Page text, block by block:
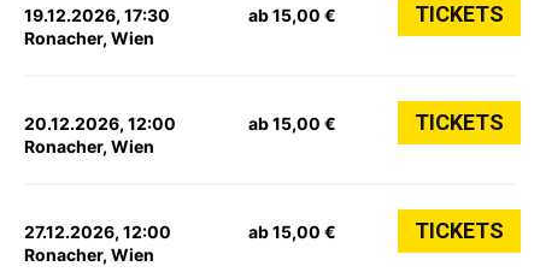
19.12.2026, 17:30
Ronacher, Wien
ab 15,00 € TICKETS
20.12.2026, 12:00
Ronacher, Wien
ab 15,00 € TICKETS
27.12.2026, 12:00
Ronacher, Wien
ab 15,00 € TICKETS